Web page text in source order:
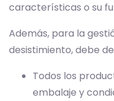
características o su
Además, para la
desistimiento, debe
Todos los
embalaje y